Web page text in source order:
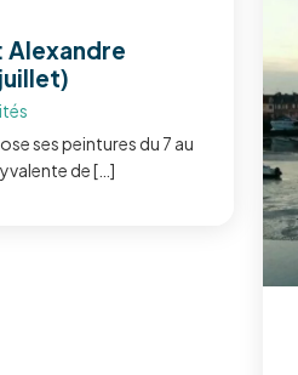
Alexandre
ses peintures du 7 au
de […]